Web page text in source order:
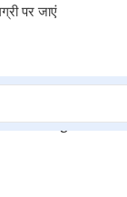
पर जाएं
College,